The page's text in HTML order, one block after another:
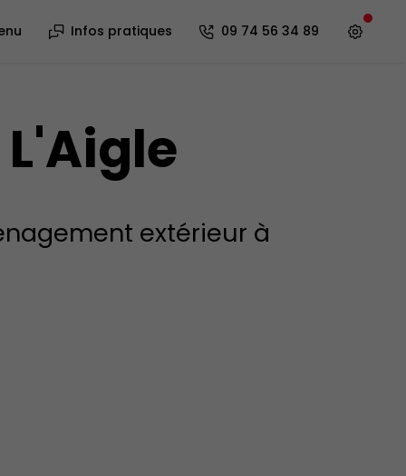
Infos pratiques 09 74 56 34 89
extérieur à